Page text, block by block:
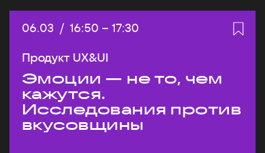
Дата:
06.03 / Начало:
16:50 – Конец:
17:30
Продукт UX&UI
Эмоции — не то, чем
кажутся.
Исследования против
вкусовщины